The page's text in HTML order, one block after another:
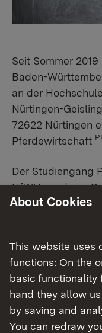
Seit Sommer
Baden-
an der
Nürtingen-
72622 Nürtingen
Pferdewirtschaft
Der Studiengang
HfWU wurde im
Württemberg
Studiengang
das
HfWU und die
gleichzeitig
About Cookies
This website uses
functions: On the
basic functionality
hand they allow
by saving and
You can redraw